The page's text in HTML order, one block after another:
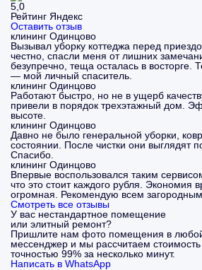
5,0
Рейтинг Яндекс
Оставить отзыв
клининг Одинцово
Вызывал уборку коттеджа перед
честно, спасли меня от лишних
безупречно, теща осталась в восторге.
— мой личный спаситель.
клининг Одинцово
Работают быстро, но не в ущерб
привели в порядок трехэтажный дом.
высоте.
клининг Одинцово
Давно не было генеральной уборки,
состоянии. После чистки они выглядят
Спасибо.
клининг Одинцово
Впервые воспользовался таким
что это стоит каждого рубля. Экономия
огромная. Рекомендую всем
Смотреть все отзывы
У вас нестандартное помещение
или элитный ремонт?
Пришлите нам фото помещения в
мессенджер и мы рассчитаем
точностью 99% за несколько минут.
Написать в WhatsApp